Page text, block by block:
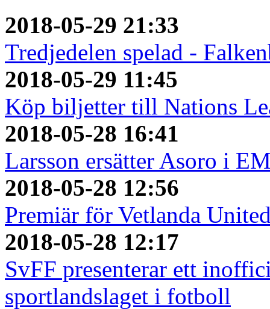
2018-05-29 21:33
Tredjedelen spelad -
2018-05-29 11:45
Köp biljetter till Nations
2018-05-28 16:41
Larsson ersätter Asoro i
2018-05-28 12:56
Premiär för Vetlanda
2018-05-28 12:17
SvFF presenterar ett
sportlandslaget i fotboll